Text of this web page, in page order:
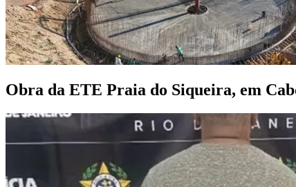
Obra da ETE Praia do Siqueira, em